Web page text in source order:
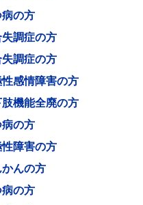
の方
調症の方
調症の方
感情障害の方
機能全廃の方
の方
障害の方
んの方
の方